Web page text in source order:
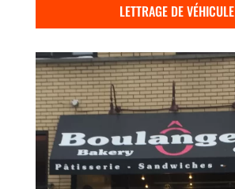
LETTRAGE DE VÉHICULE